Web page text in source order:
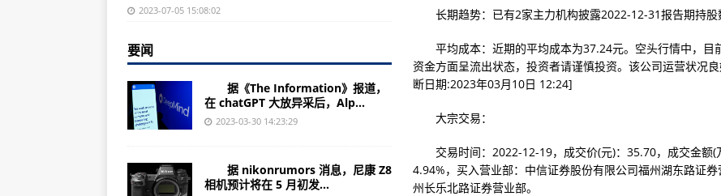
全球微动态丨新旗舰焊门员2499元拿下骁龙8 gen 2！
视讯!iPhone 15标配USB-C：定了！ 不限速
当前报道:高通骁龙8 Gen3性能暴涨
Dropbox拟裁员16%削减成本 同时为AI产品召聘新人才
长期趋势：已有2家主力机构披露2022-12-31报告期持股
平均成本：近期的平均成本为37.24元。空头行情中，目
资金方面呈流出状态，投资者请谨慎投资。该公司运营状况
断日期:2023年03月10日 12:24]
大宗交易：
交易时间：2022-12-19，成交价(元)：35.70，成交金额(
4.94%，买入营业部：中信证券股份有限公司福州湖东路证
州长乐北路证券营业部。
2023-07-05 15:08:02
要闻
据《The Information》报道，
在 chatGPT 大放异采后，Alp...
2023-03-30 14:23:29
据 nikonrumors 消息，尼康 Z8
相机预计将在 5 月初发...